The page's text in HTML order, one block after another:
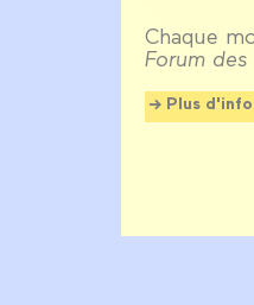
Chaque
Forum
Plus d'info